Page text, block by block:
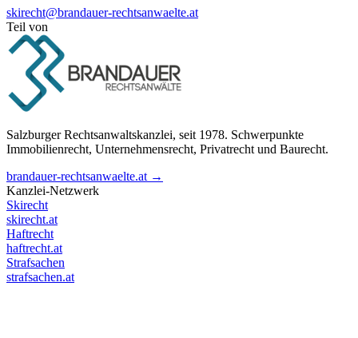
skirecht@brandauer-rechtsanwaelte.at
Teil von
Salzburger Rechtsanwaltskanzlei, seit 1978. Schwerpunkte
Immobilienrecht, Unternehmensrecht, Privatrecht und Baurecht.
brandauer-rechtsanwaelte.at →
Kanzlei-Netzwerk
Skirecht
skirecht.at
Haftrecht
haftrecht.at
Strafsachen
strafsachen.at